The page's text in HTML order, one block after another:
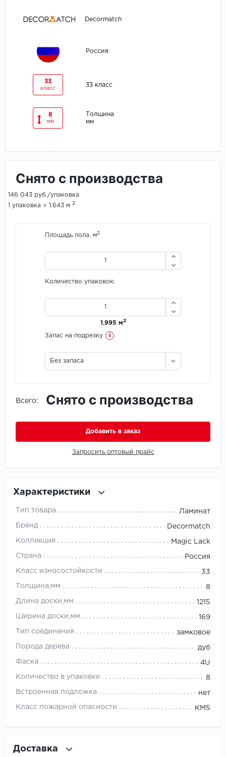
Forbo Allura Click
IVC Group
Juteks
Next Step
Novafloor
Primavera
ROYCE
SPC
Decormatch
Россия
33
класс
33 класс
8
мм
Толщина
мм
Снято с производства
146 043 руб./упаковка
1 упаковка = 1.643 м 2
Площадь пола, м2
Количество упаковок:
1.995 м2
Запас на подрезку i
Без запаса
Всего: Снято с производства
Добавить в заказ
Запросить оптовый прайс
Характеристики
Тип товара Ламинат
Бренд Decormatch
Коллекция Magic Lack
Страна Россия
Класс износостойкости 33
Толщина,мм 8
Длина доски,мм 1215
Ширина доски,мм 169
Тип соединения замковое
Порода дерева дуб
Фаска 4U
Количество в упаковке 8
Встроенная подложка нет
Класс пожарной опасности КМ5
Доставка